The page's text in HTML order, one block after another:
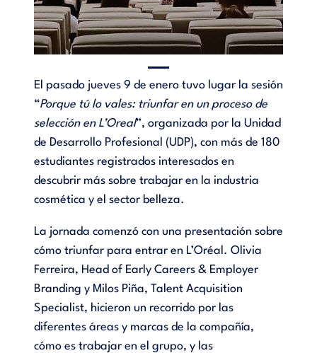
El pasado jueves 9 de enero tuvo lugar la sesión
“Porque tú lo vales: triunfar en un proceso de
selección en L’Oreal”, organizada por la Unidad
de Desarrollo Profesional (UDP), con más de 180
estudiantes registrados interesados en
descubrir más sobre trabajar en la industria
cosmética y el sector belleza.
La jornada comenzó con una presentación sobre
cómo triunfar para entrar en L’Oréal. Olivia
Ferreira, Head of Early Careers & Employer
Branding y Milos Piña, Talent Acquisition
Specialist, hicieron un recorrido por las
diferentes áreas y marcas de la compañía,
cómo es trabajar en el grupo, y las